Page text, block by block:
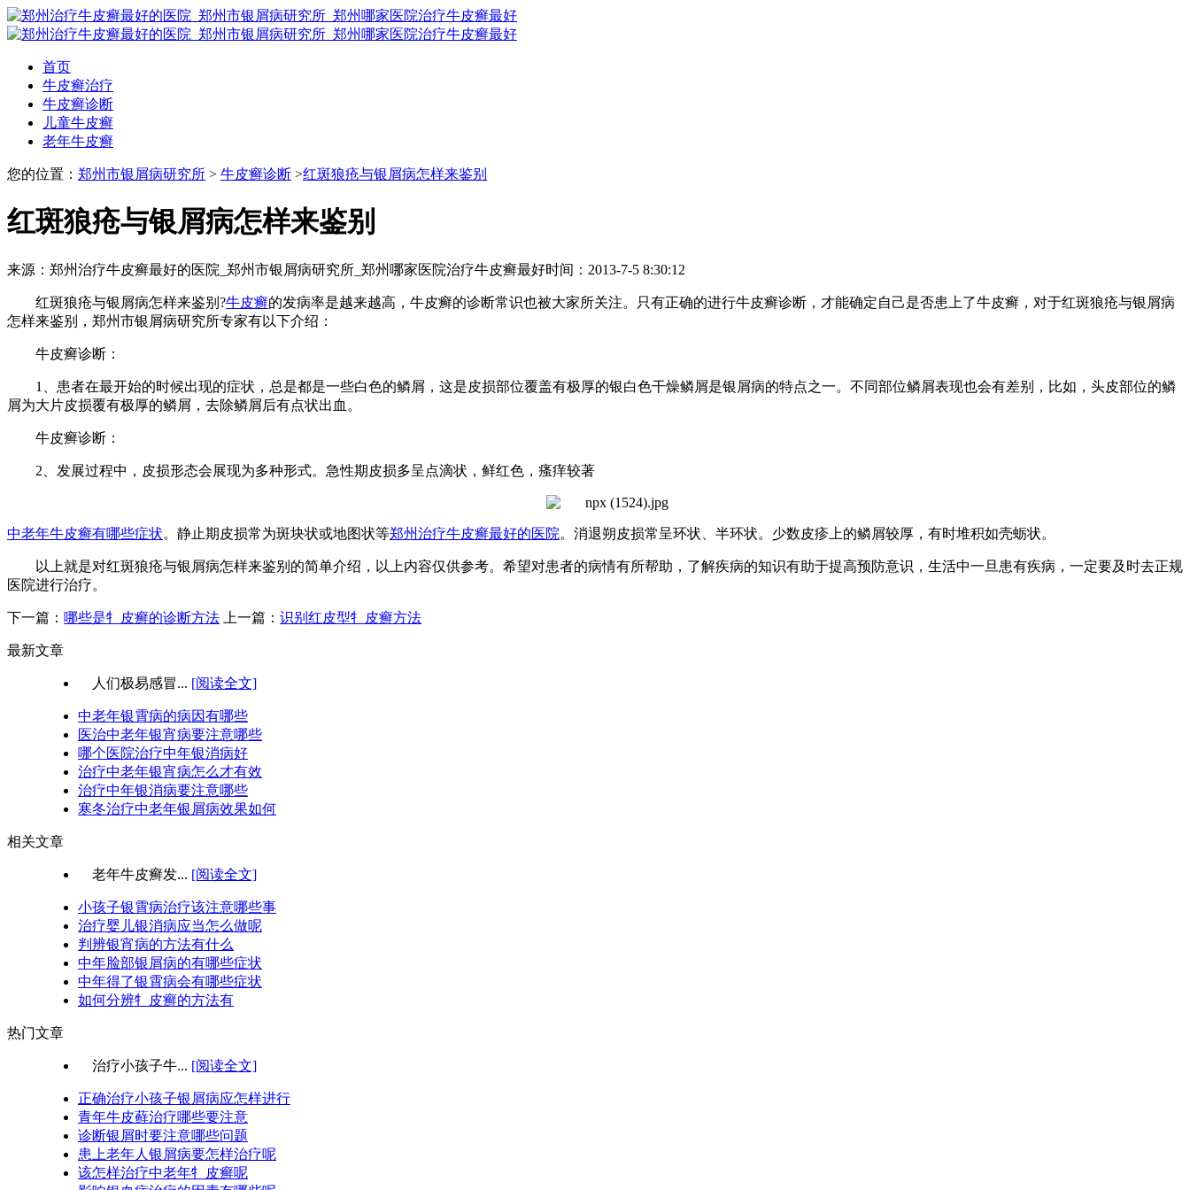
首页
牛皮癣治疗
牛皮癣诊断
儿童牛皮癣
老年牛皮癣
您的位置： 郑州市银屑病研究所 > 牛皮癣诊断 >红斑狼疮与银屑病怎样来鉴别
红斑狼疮与银屑病怎样来鉴别
来源：郑州治疗牛皮癣最好的医院_郑州市银屑病研究所_郑州哪家医院治疗牛皮癣最好时间：2013-7-5 8:30:12
红斑狼疮与银屑病怎样来鉴别?牛皮癣的发病率是越来越高，牛皮癣的诊断常识也被大家所关注。只有正确的进行牛皮癣诊断，才能确定自己是否患上了牛皮癣，对于红斑狼疮与银屑病
怎样来鉴别，郑州市银屑病研究所专家有以下介绍：
牛皮癣诊断：
1、患者在最开始的时候出现的症状，总是都是一些白色的鳞屑，这是皮损部位覆盖有极厚的银白色干燥鳞屑是银屑病的特点之一。不同部位鳞屑表现也会有差别，比如，头皮部位的鳞
屑为大片皮损覆有极厚的鳞屑，去除鳞屑后有点状出血。
牛皮癣诊断：
2、发展过程中，皮损形态会展现为多种形式。急性期皮损多呈点滴状，鲜红色，瘙痒较著
中老年牛皮癣有哪些症状。静止期皮损常为斑块状或地图状等郑州治疗牛皮癣最好的医院。消退朔皮损常呈环状、半环状。少数皮疹上的鳞屑较厚，有时堆积如壳蛎状。
以上就是对红斑狼疮与银屑病怎样来鉴别的简单介绍，以上内容仅供参考。希望对患者的病情有所帮助，了解疾病的知识有助于提高预防意识，生活中一旦患有疾病，一定要及时去正规
医院进行治疗。
下一篇： 哪些是牜皮癣的诊断方法 上一篇： 识别红皮型牜皮癣方法
最新文章
人们极易感冒... [阅读全文]
中老年银霄病的病因有哪些
医治中老年银宵病要注意哪些
哪个医院治疗中年银消病好
治疗中老年银宵病怎么才有效
治疗中年银消病要注意哪些
寒冬治疗中老年银屑病效果如何
相关文章
老年牛皮癣发... [阅读全文]
小孩子银霄病治疗该注意哪些事
治疗婴儿银消病应当怎么做呢
判辨银宵病的方法有什么
中年脸部银屑病的有哪些症状
中年得了银霄病会有哪些症状
如何分辨牜皮癣的方法有
热门文章
治疗小孩子牛... [阅读全文]
正确治疗小孩子银屑病应怎样进行
青年牛皮藓治疗哪些要注意
诊断银屑时要注意哪些问题
患上老年人银屑病要怎样治疗呢
该怎样治疗中老年牜皮癣呢